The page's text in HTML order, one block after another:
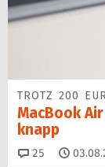
TROTZ 200
MacBook
knapp
25